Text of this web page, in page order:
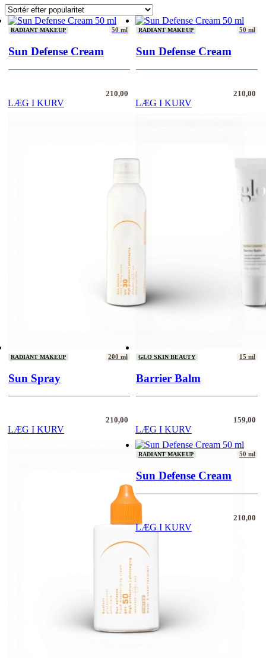
popularitet
RADIANT MAKEUP 50 ml
Sun Defense Cream
210,00
LÆG I KURV
RADIANT MAKEUP 50 ml
Sun Defense Cream
210,00
LÆG I KURV
RADIANT MAKEUP 200 ml
Sun Spray
210,00
LÆG I KURV
GLO SKIN BEAUTY 15 ml
Barrier Balm
159,00
LÆG I KURV
RADIANT MAKEUP 50 ml
Sun Defense Cream
210,00
LÆG I KURV